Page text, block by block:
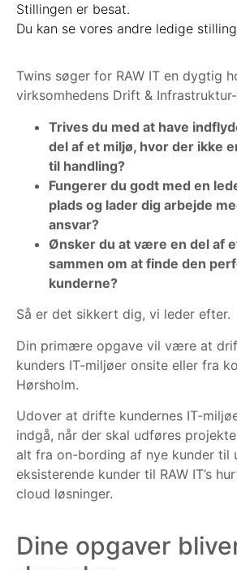
Stillingen er besat.
Du kan se vores andre ledige
Twins søger for RAW IT en dygtig
virksomhedens Drift &
Trives du med at have
del af et miljø, hvor der ikke
til handling?
Fungerer du godt med en
plads og lader dig arbejde
ansvar?
Ønsker du at være en del af
sammen om at finde den
kunderne?
Så er det sikkert dig, vi leder efter.
Din primære opgave vil være at
kunders IT-miljøer onsite eller fra
Hørsholm.
Udover at drifte kundernes IT-
indgå, når der skal udføres
alt fra on-bording af nye kunder til
eksisterende kunder til RAW IT’s
cloud løsninger.
Dine opgaver